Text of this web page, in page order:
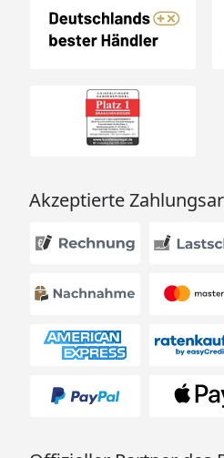
Akzeptierte